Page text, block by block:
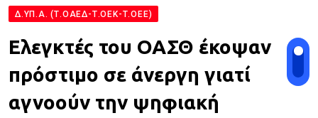
Δ.ΥΠ.Α. (Τ.ΟΑΕΔ-Τ.ΟΕΚ-Τ.ΟΕΕ)
Ελεγκτές του ΟΑΣΘ έκοψαν
πρόστιμο σε άνεργη γιατί
αγνοούν την ψηφιακή